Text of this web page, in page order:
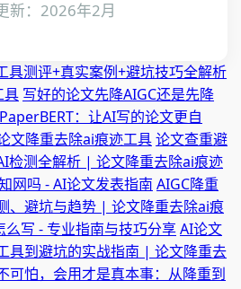
新：2026年2月
具测评+真实案例+避坑技巧全解析
具 写好的论文先降AIGC还是先降
PaperBERT：让AI写的论文更自
文降重去除ai痕迹工具论文查重避
检测全解析 | 论文降重去除ai痕迹
网吗 - AI论文发表指南 AIGC降重
、避坑与趋势 | 论文降重去除ai痕
么写 - 专业指南与技巧分享AI论文
具到避坑的实战指南 | 论文降重去
可怕，会用才是真本事：从降重到